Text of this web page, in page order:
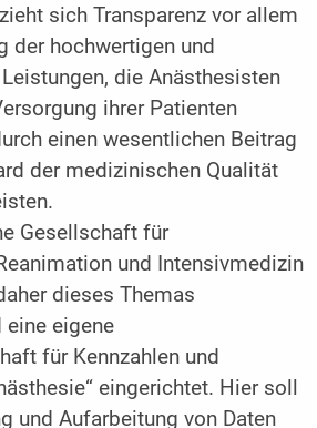
sich Transparenz vor allem
der hochwertigen und
die Anästhesisten
ihrer Patienten
einen wesentlichen Beitrag
der medizinischen Qualität
Gesellschaft für
und Intensivmedizin
dieses Themas
eine eigene
für Kennzahlen und
eingerichtet. Hier soll
und Aufarbeitung von Daten